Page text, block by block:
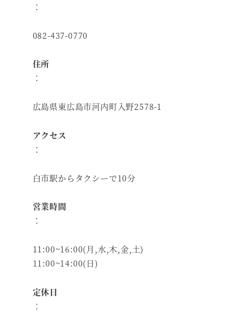
：
082-437-0770
住所
：
広島県東広島市河内町入野2578-1
アクセス
：
白市駅からタクシーで10分
営業時間
：
11:00~16:00(月,水,木,金,土)
11:00~14:00(日)
定休日
：